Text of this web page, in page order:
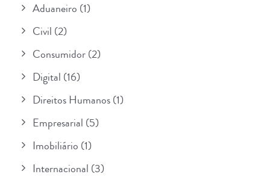
Aduaneiro (1)
Civil (2)
Consumidor(2)
Digital (16)
Direitos Humanos(1)
Empresarial (5)
Imobiliário (1)
Internacional (3)